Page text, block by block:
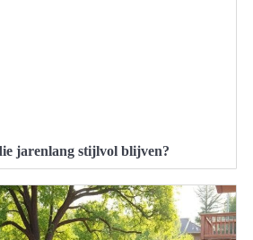
jarenlang stijlvol blijven?